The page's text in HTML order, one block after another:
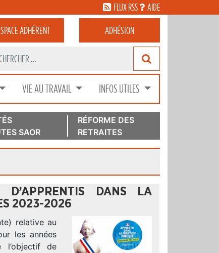
FLUX RSS AIDE
ADHÉRENT ADHÉSION
VIE AU TRAVAIL INFOS UTILES
SAOR
RÉFORME DES
RETRAITES
D’APPRENTIS DANS LA
2023-2026
relative au
les années
l’objectif de